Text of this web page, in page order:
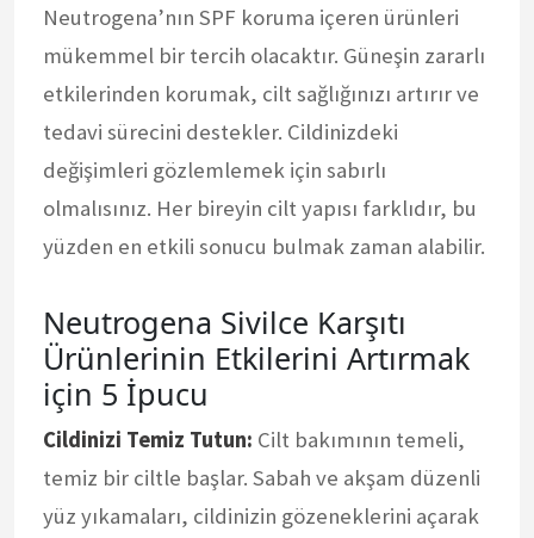
Neutrogena’nın SPF koruma içeren ürünleri
mükemmel bir tercih olacaktır. Güneşin zararlı
etkilerinden korumak, cilt sağlığınızı artırır ve
tedavi sürecini destekler. Cildinizdeki
değişimleri gözlemlemek için sabırlı
olmalısınız. Her bireyin cilt yapısı farklıdır, bu
yüzden en etkili sonucu bulmak zaman alabilir.
Neutrogena Sivilce Karşıtı
Ürünlerinin Etkilerini Artırmak
için 5 İpucu
Cildinizi Temiz Tutun: Cilt bakımının temeli,
temiz bir ciltle başlar. Sabah ve akşam düzenli
yüz yıkamaları, cildinizin gözeneklerini açarak